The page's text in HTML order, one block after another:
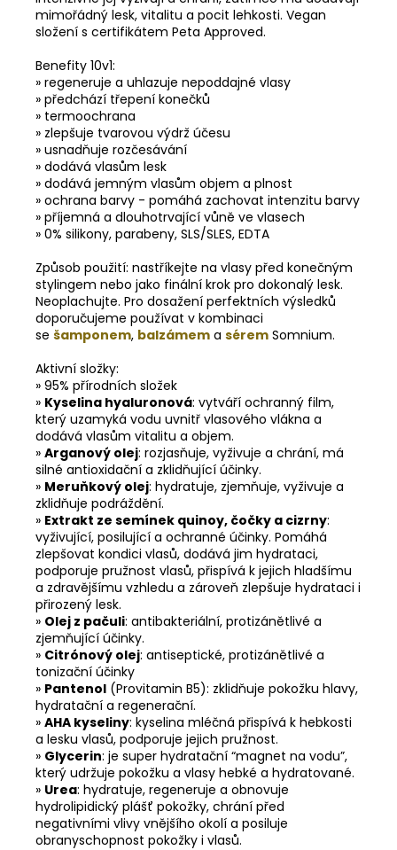
mimořádný lesk, vitalitu a pocit lehkosti. Vegan
složení s certifikátem Peta Approved.
Benefity 10v1:
» regeneruje a uhlazuje nepoddajné vlasy
» předchází třepení konečků
» termoochrana
» zlepšuje tvarovou výdrž účesu
» usnadňuje rozčesávání
» dodává vlasům lesk
» dodává jemným vlasům objem a plnost
» ochrana barvy - pomáhá zachovat intenzitu barvy
» příjemná a dlouhotrvající vůně ve vlasech
» 0% silikony, parabeny, SLS/SLES, EDTA
Způsob použití: nastříkejte na vlasy před konečným
stylingem nebo jako finální krok pro dokonalý lesk.
Neoplachujte. Pro dosažení perfektních výsledků
doporučujeme používat v kombinaci
se šamponem, balzámem a sérem Somnium.
Aktivní složky:
» 95% přírodních složek
» Kyselina hyaluronová: vytváří ochranný film,
který uzamyká vodu uvnitř vlasového vlákna a
dodává vlasům vitalitu a objem.
» Arganový olej: rozjasňuje, vyživuje a chrání, má
silné antioxidační a zklidňující účinky.
» Meruňkový olej: hydratuje, zjemňuje, vyživuje a
zklidňuje podráždění.
» Extrakt ze semínek quinoy, čočky a cizrny:
vyživující, posilující a ochranné účinky. Pomáhá
zlepšovat kondici vlasů, dodává jim hydrataci,
podporuje pružnost vlasů, přispívá k jejich hladšímu
a zdravějšímu vzhledu a zároveň zlepšuje hydrataci i
přirozený lesk.
» Olej z pačuli: antibakteriální, protizánětlivé a
zjemňující účinky.
» Citrónový olej: antiseptické, protizánětlivé a
tonizační účinky
» Pantenol (Provitamin B5): zklidňuje pokožku hlavy,
hydratační a regenerační.
» AHA kyseliny: kyselina mléčná přispívá k hebkosti
a lesku vlasů, podporuje jejich pružnost.
» Glycerin: je super hydratační “magnet na vodu”,
který udržuje pokožku a vlasy hebké a hydratované.
» Urea: hydratuje, regeneruje a obnovuje
hydrolipidický plášť pokožky, chrání před
negativními vlivy vnějšího okolí a posiluje
obranyschopnost pokožky i vlasů.